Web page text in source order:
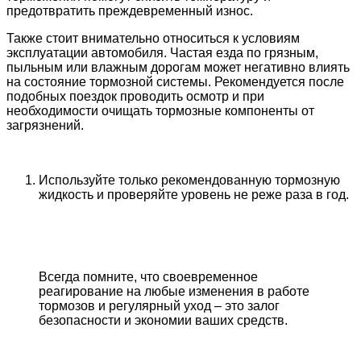
предотвратить преждевременный износ.
Также стоит внимательно относиться к условиям
эксплуатации автомобиля. Частая езда по грязным,
пыльным или влажным дорогам может негативно влиять
на состояние тормозной системы. Рекомендуется после
подобных поездок проводить осмотр и при
необходимости очищать тормозные компоненты от
загрязнений.
Используйте только рекомендованную тормозную
жидкость и проверяйте уровень не реже раза в год.
Всегда помните, что своевременное
реагирование на любые изменения в работе
тормозов и регулярный уход – это залог
безопасности и экономии ваших средств.